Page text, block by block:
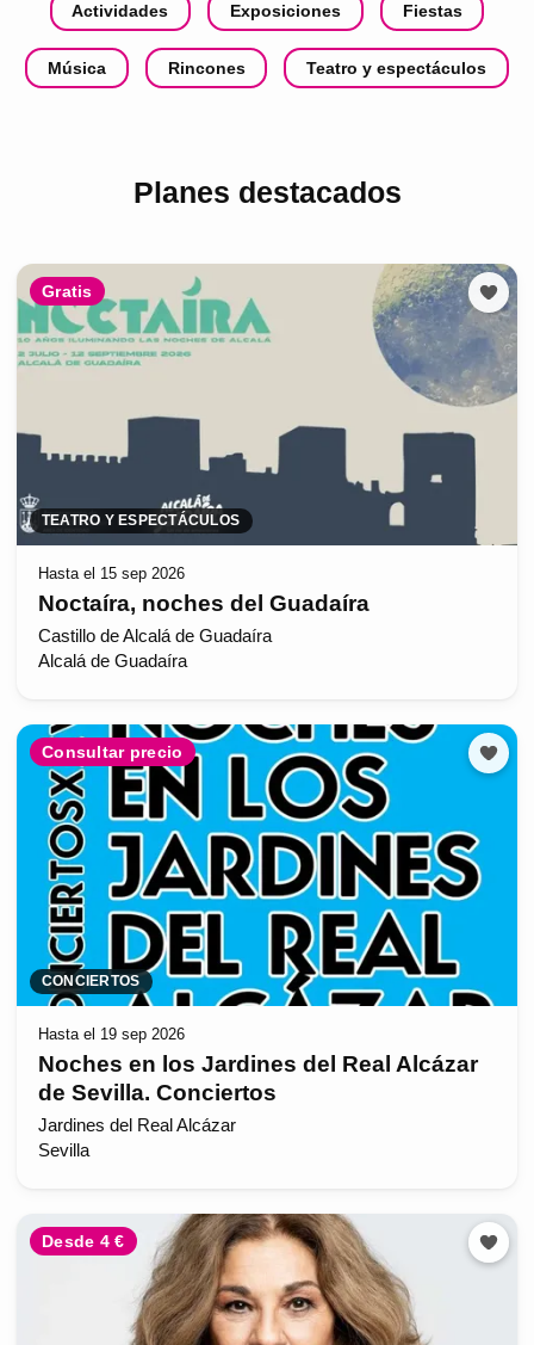
Actividades Exposiciones Fiestas
Música Rincones Teatro y espectáculos
Planes destacados
Gratis
TEATRO Y ESPECTÁCULOS
Hasta el 15 sep 2026
Noctaíra, noches del Guadaíra
Castillo de Alcalá de Guadaíra
Alcalá de Guadaíra
Consultar precio
CONCIERTOS
Hasta el 19 sep 2026
Noches en los Jardines del Real Alcázar
de Sevilla. Conciertos
Jardines del Real Alcázar
Sevilla
Desde 4 €